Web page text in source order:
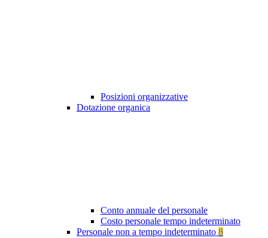
Posizioni organizzative
Dotazione organica
Conto annuale del personale
Costo personale tempo indeterminato
Personale non a tempo indeterminato 8